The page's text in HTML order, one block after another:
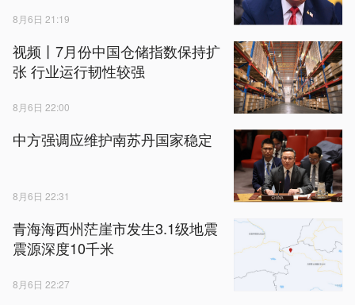
8月6日 21:19
视频丨7月份中国仓储指数保持扩
张 行业运行韧性较强
8月6日 22:00
中方强调应维护南苏丹国家稳定
8月6日 22:31
青海海西州茫崖市发生3.1级地震
震源深度10千米
8月6日 22:27